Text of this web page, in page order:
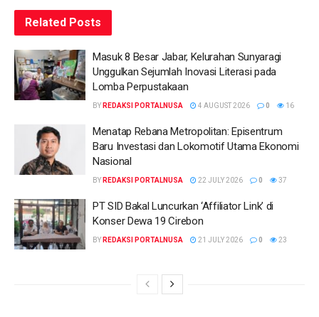
Related Posts
Masuk 8 Besar Jabar, Kelurahan Sunyaragi
Unggulkan Sejumlah Inovasi Literasi pada
Lomba Perpustakaan
BY REDAKSI PORTALNUSA 4 AUGUST 2026 0 16
Menatap Rebana Metropolitan: Episentrum
Baru Investasi dan Lokomotif Utama Ekonomi
Nasional
BY REDAKSI PORTALNUSA 22 JULY 2026 0 37
PT SID Bakal Luncurkan ‘Affiliator Link’ di
Konser Dewa 19 Cirebon
BY REDAKSI PORTALNUSA 21 JULY 2026 0 23